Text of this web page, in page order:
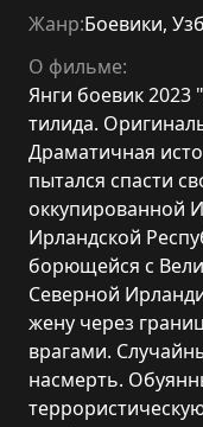
Жанр:Боевики,
О фильме:
Янги боевик 2023
тилида.
Драматичная
пытался спасти
оккупированной
Ирландской
борющейся с
Северной
жену через
врагами.
насмерть.